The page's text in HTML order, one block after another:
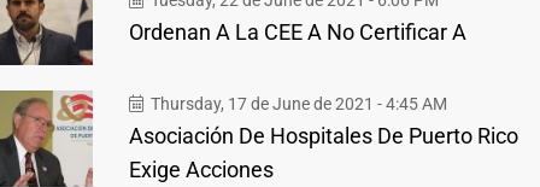
Ordenan A La CEE A No Certificar A
Thursday, 17 de June de 2021 - 4:45 AM
Asociación De Hospitales De Puerto Rico
Exige Acciones